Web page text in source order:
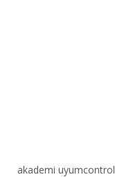
akademi uyumcontrol